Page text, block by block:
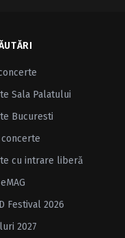
Sala Palatului
Bucuresti
concerte
cu intrare liberă
Festival 2026
2027